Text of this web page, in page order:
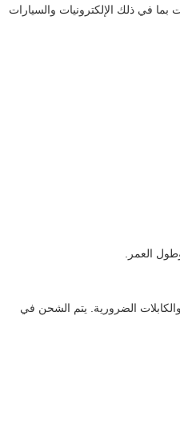
بما في ذلك الإلكترونيات والسيارات
العمر.
الضرورية. يتم الشحن في